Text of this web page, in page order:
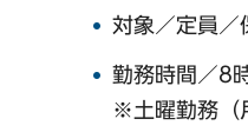
対象／定員／
勤務時間／8
※土曜勤務（